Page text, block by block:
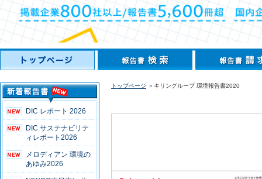
DIC レポート 2026
DIC サステナビリテ
ィレポート2026
メロディアン 環境の
あゆみ2026
トップページ ＞キリングループ 環境報告書2020